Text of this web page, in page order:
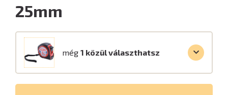
25mm
még 1 közül választhatsz